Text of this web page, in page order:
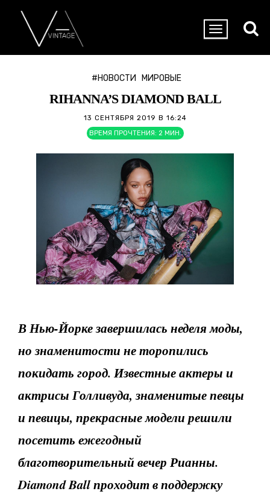
#НОВОСТИ МИРОВЫЕ
RIHANNA’S DIAMOND BALL
13 СЕНТЯБРЯ 2019 В 16:24
ВРЕМЯ ПРОЧТЕНИЯ: 2 МИН.
В Нью-Йорке завершилась неделя моды,
но знаменитости не торопились
покидать город. Известные актеры и
актрисы Голливуда, знаменитые певцы
и певицы, прекрасные модели решили
посетить ежегодный
благотворительный вечер Рианны.
Diamond Ball проходит в поддержку